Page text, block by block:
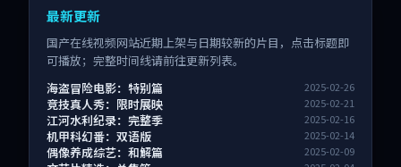
最新更新
国产在线视频网站近期上架与日期较新的片目，点击标题即
可播放；完整时间线请前往更新列表。
海盗冒险电影：特别篇
2025-02-26
竞技真人秀：限时展映 2025-02-21
江河水利纪录：完整季 2025-02-16
机甲科幻番：双语版 2025-02-14
偶像养成综艺：和解篇 2025-02-09